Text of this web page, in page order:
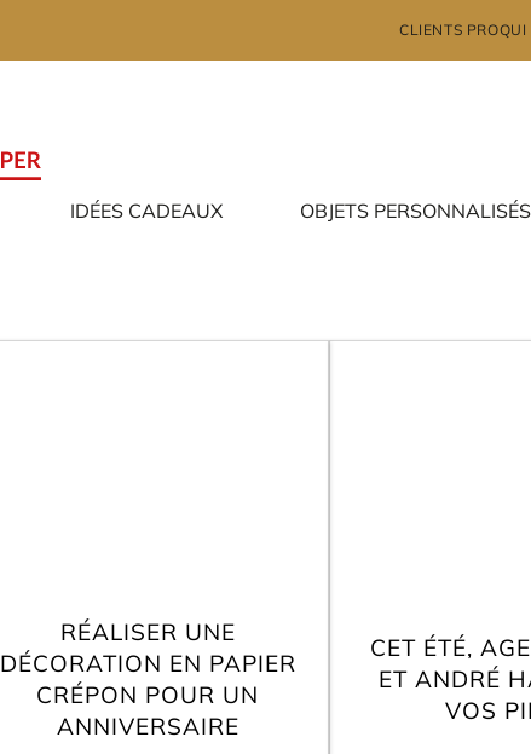
IDÉES CADEAUX OBJETS PERSONNALISÉS
CLIENTS PROQUI
RÉALISER UNE
DÉCORATION EN PAPIER
CRÉPON POUR UN
ANNIVERSAIRE
CET ÉTÉ,
ET ANDRÉ
VOS
Déjà inscrit ?